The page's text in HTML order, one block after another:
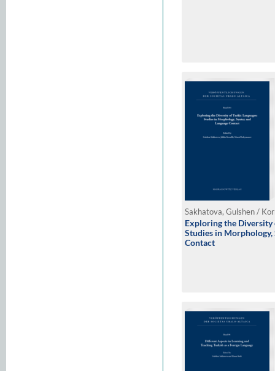
Exploring the Diversity
Studies in Morphology,
Contact